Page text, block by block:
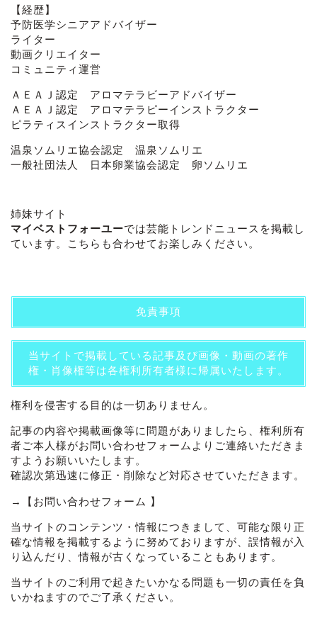
【経歴】
予防医学シニアアドバイザー
ライター
動画クリエイター
コミュニティ運営
ＡＥＡＪ認定 アロマテラビーアドバイザー
ＡＥＡＪ認定 アロマテラピーインストラクター
ピラティスインストラクター取得
温泉ソムリエ協会認定 温泉ソムリエ
一般社団法人 日本卵業協会認定 卵ソムリエ
姉妹サイト
マイベストフォーユーでは芸能トレンドニュースを掲載し
ています。こちらも合わせてお楽しみください。
免責事項
当サイトで掲載している記事及び画像・動画の著作
権・肖像権等は各権利所有者様に帰属いたします。
権利を侵害する目的は一切ありません。
記事の内容や掲載画像等に問題がありましたら、権利所有
者ご本人様がお問い合わせフォームよりご連絡いただきま
すようお願いいたします。
確認次第迅速に修正・削除など対応させていただきます。
→ 【お問い合わせフォーム 】
当サイトのコンテンツ・情報につきまして、可能な限り正
確な情報を掲載するように努めておりますが、誤情報が入
り込んだり、情報が古くなっていることもあります。
当サイトのご利用で起きたいかなる問題も一切の責任を負
いかねますのでご了承ください。